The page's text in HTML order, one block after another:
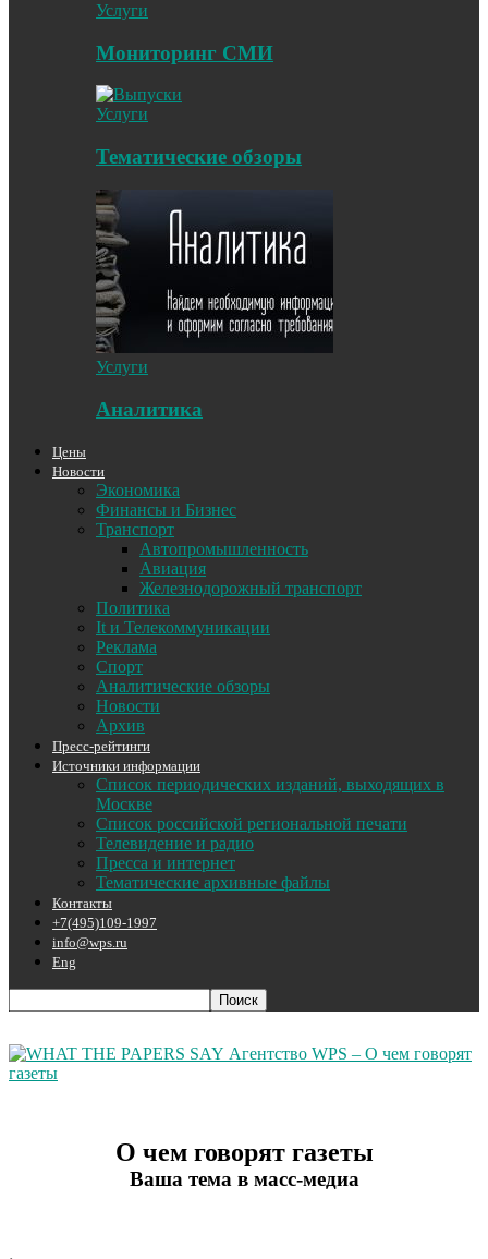
Услуги
Мониторинг СМИ
Услуги
Тематические обзоры
Услуги
Аналитика
Цены
Новости
Экономика
Финансы и Бизнес
Транспорт
Автопромышленность
Авиация
Железнодорожный транспорт
Политика
It и Телекоммуникации
Реклама
Спорт
Аналитические обзоры
Новости
Архив
Пресс-рейтинги
Источники информации
Список периодических изданий, выходящих в
Москве
Список российской региональной печати
Телевидение и радио
Пресса и интернет
Тематические архивные файлы
Контакты
+7(495)109-1997
info@wps.ru
Eng
Агентство WPS – О чем говорят
газеты
О чем говорят газеты
Ваша тема в масс-медиа